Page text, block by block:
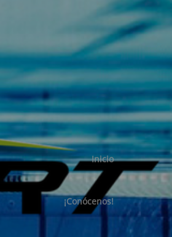
Inicio
¡Conócenos!